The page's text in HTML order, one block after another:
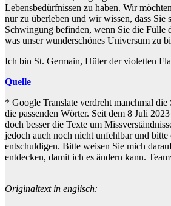
Lebensbedürfnissen zu haben. Wir
nur zu überleben und wir wissen, dass Sie
Schwingung befinden, wenn Sie die Fülle
was unser wunderschönes Universum zu
Ich bin St. Germain, Hüter der violetten
Quelle
* Google Translate verdreht manchmal die
die passenden Wörter. Seit dem 8 Juli
doch besser die Texte um
jedoch auch noch nicht unfehlbar und bitte
entschuldigen. Bitte weisen Sie mich
entdecken, damit ich es ändern kann.
Originaltext in englisch: